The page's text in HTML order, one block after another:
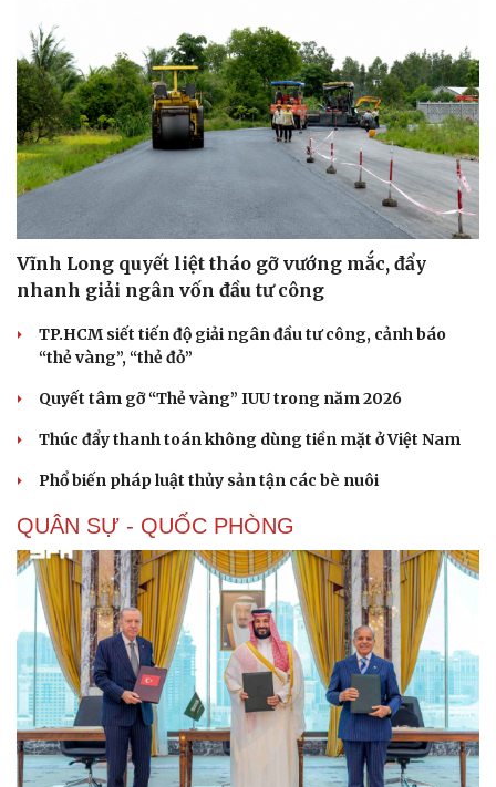
Sức khỏe
Dinh dưỡng - món ngon
Cây thuốc
Đời sống
Nhà đẹp
Vĩnh Long quyết liệt tháo gỡ vướng mắc, đẩy
nhanh giải ngân vốn đầu tư công
TP.HCM siết tiến độ giải ngân đầu tư công, cảnh báo
“thẻ vàng”, “thẻ đỏ”
Quyết tâm gỡ “Thẻ vàng” IUU trong năm 2026
Thúc đẩy thanh toán không dùng tiền mặt ở Việt Nam
Phổ biến pháp luật thủy sản tận các bè nuôi
QUÂN SỰ - QUỐC PHÒNG